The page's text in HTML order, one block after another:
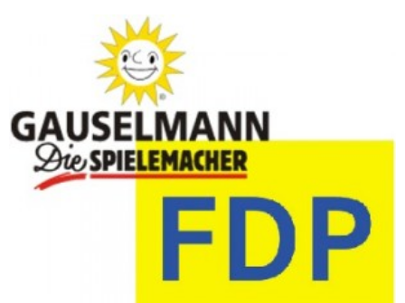
Appelle unterzeichnen
Suche
MastodonBlueskyInstagramYoutubeLinkedInFeed